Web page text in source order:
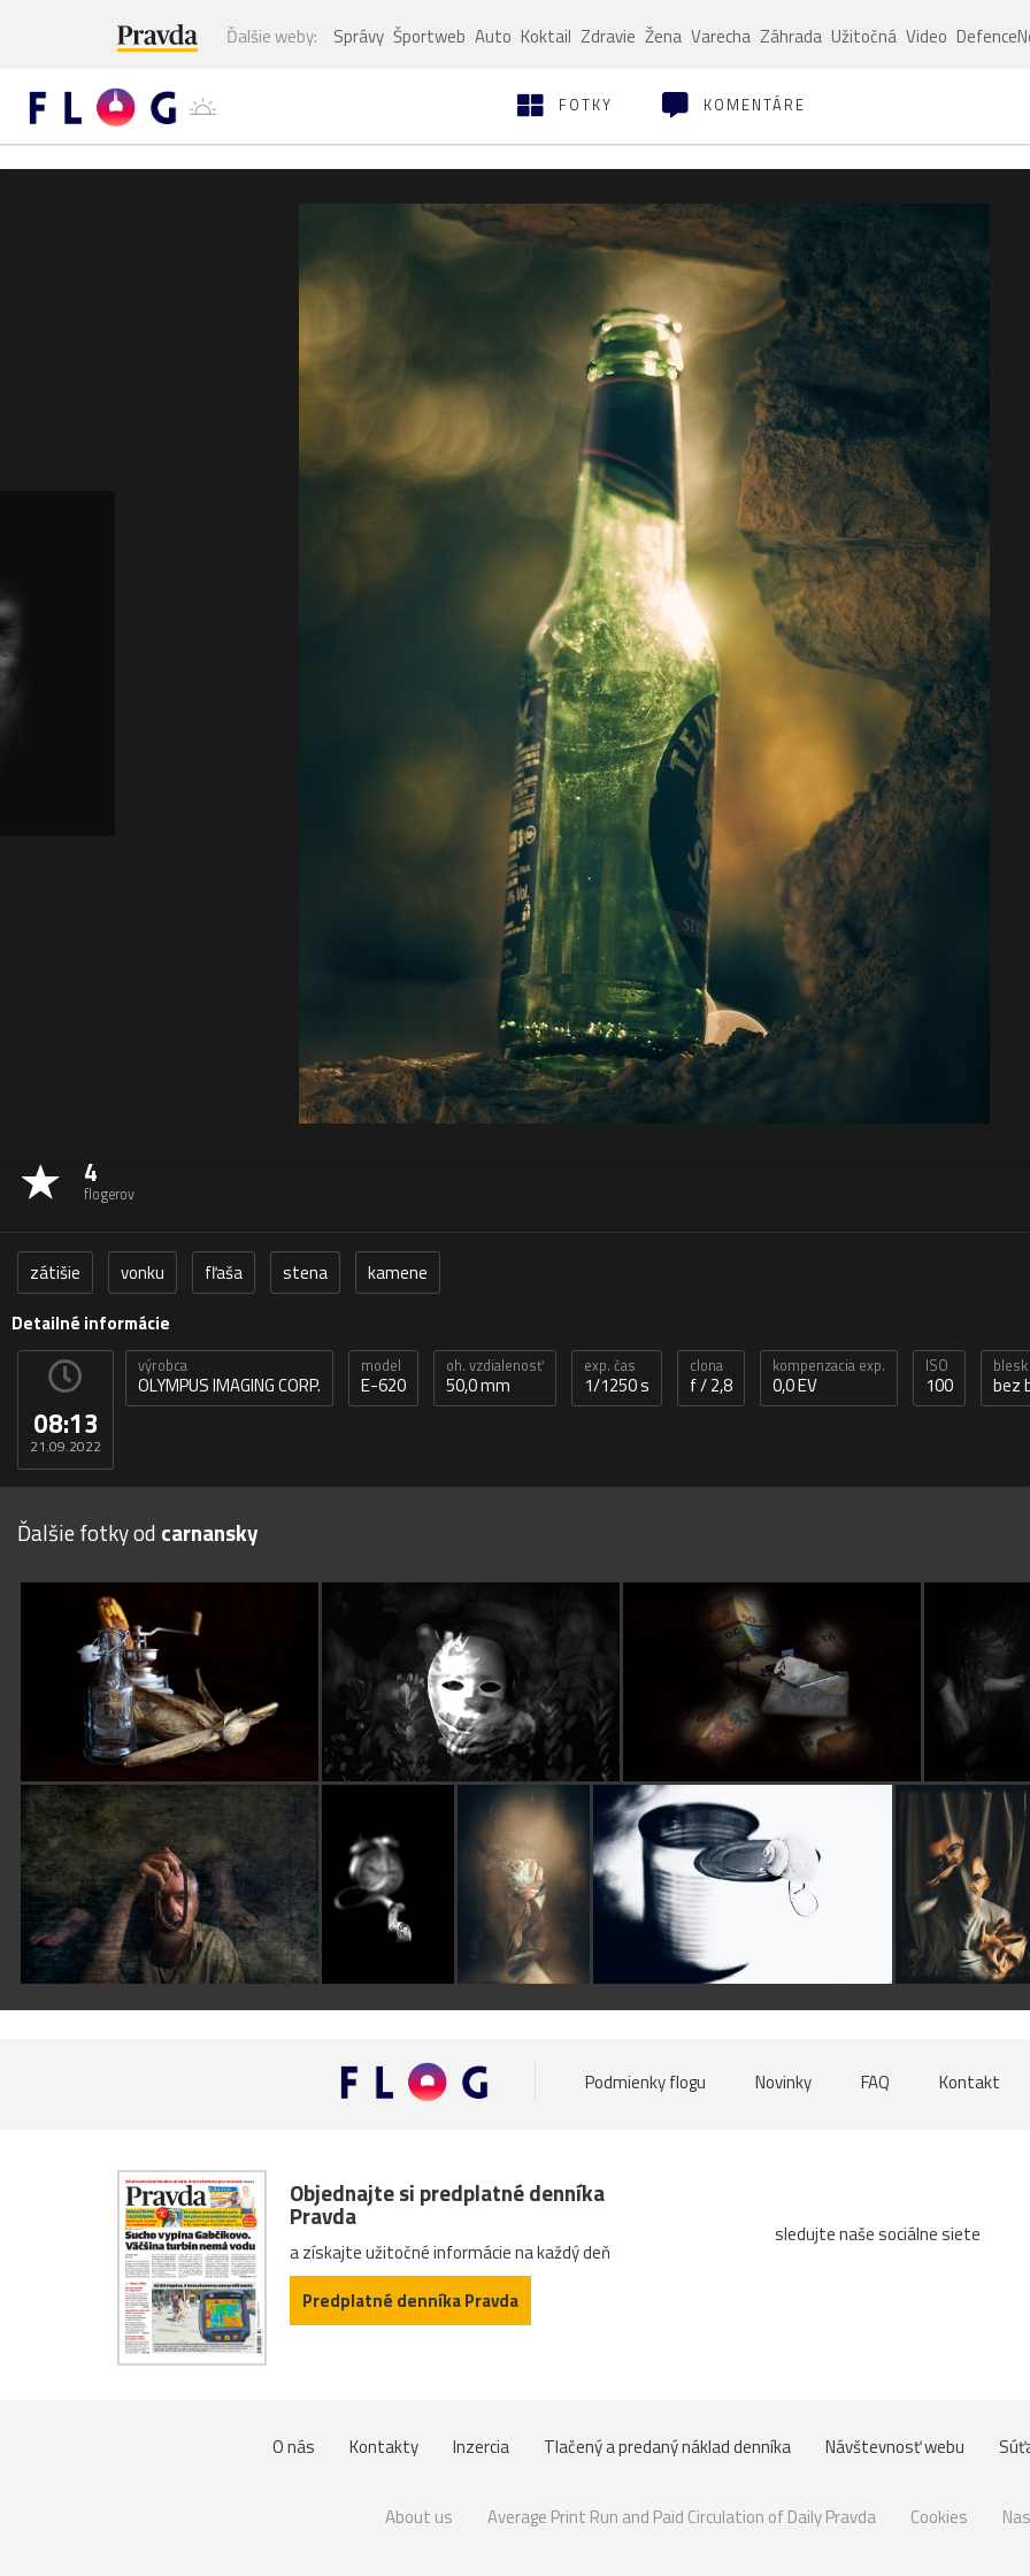
Ďalšie weby: Správy Športweb Auto Koktail Zdravie Žena Varecha Záhrada Užitočná Video
FOTKY KOMENTÁRE
4
flogerov
zátišie vonku fľaša stena
kamene
Detailné informácie
08:13
21.09.2022
výrobca
OLYMPUS IMAGING CORP.
model
E-620
oh. vzdialenosť
50,0 mm
exp. čas
1/1250 s
clona
f / 2,8
kompenzacia exp.
0,0 EV
ISO
100
blesk
bez
Ďalšie fotky od carnansky
Podmienky flogu Novinky FAQ Kontakt
Objednajte si predplatné denníka
Pravda
a získajte užitočné informácie na každý deň
Predplatné denníka Pravda
sledujte naše sociálne siete
O nás Kontakty Inzercia Tlačený a predaný náklad denníka Návštevnosť webu
About us Average Print Run and Paid Circulation of Daily Pravda Cookies